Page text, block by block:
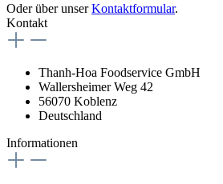
Oder über unserKontaktformular.
Kontakt
Thanh-Hoa Foodservice GmbH
Wallersheimer Weg 42
56070 Koblenz
Deutschland
Informationen